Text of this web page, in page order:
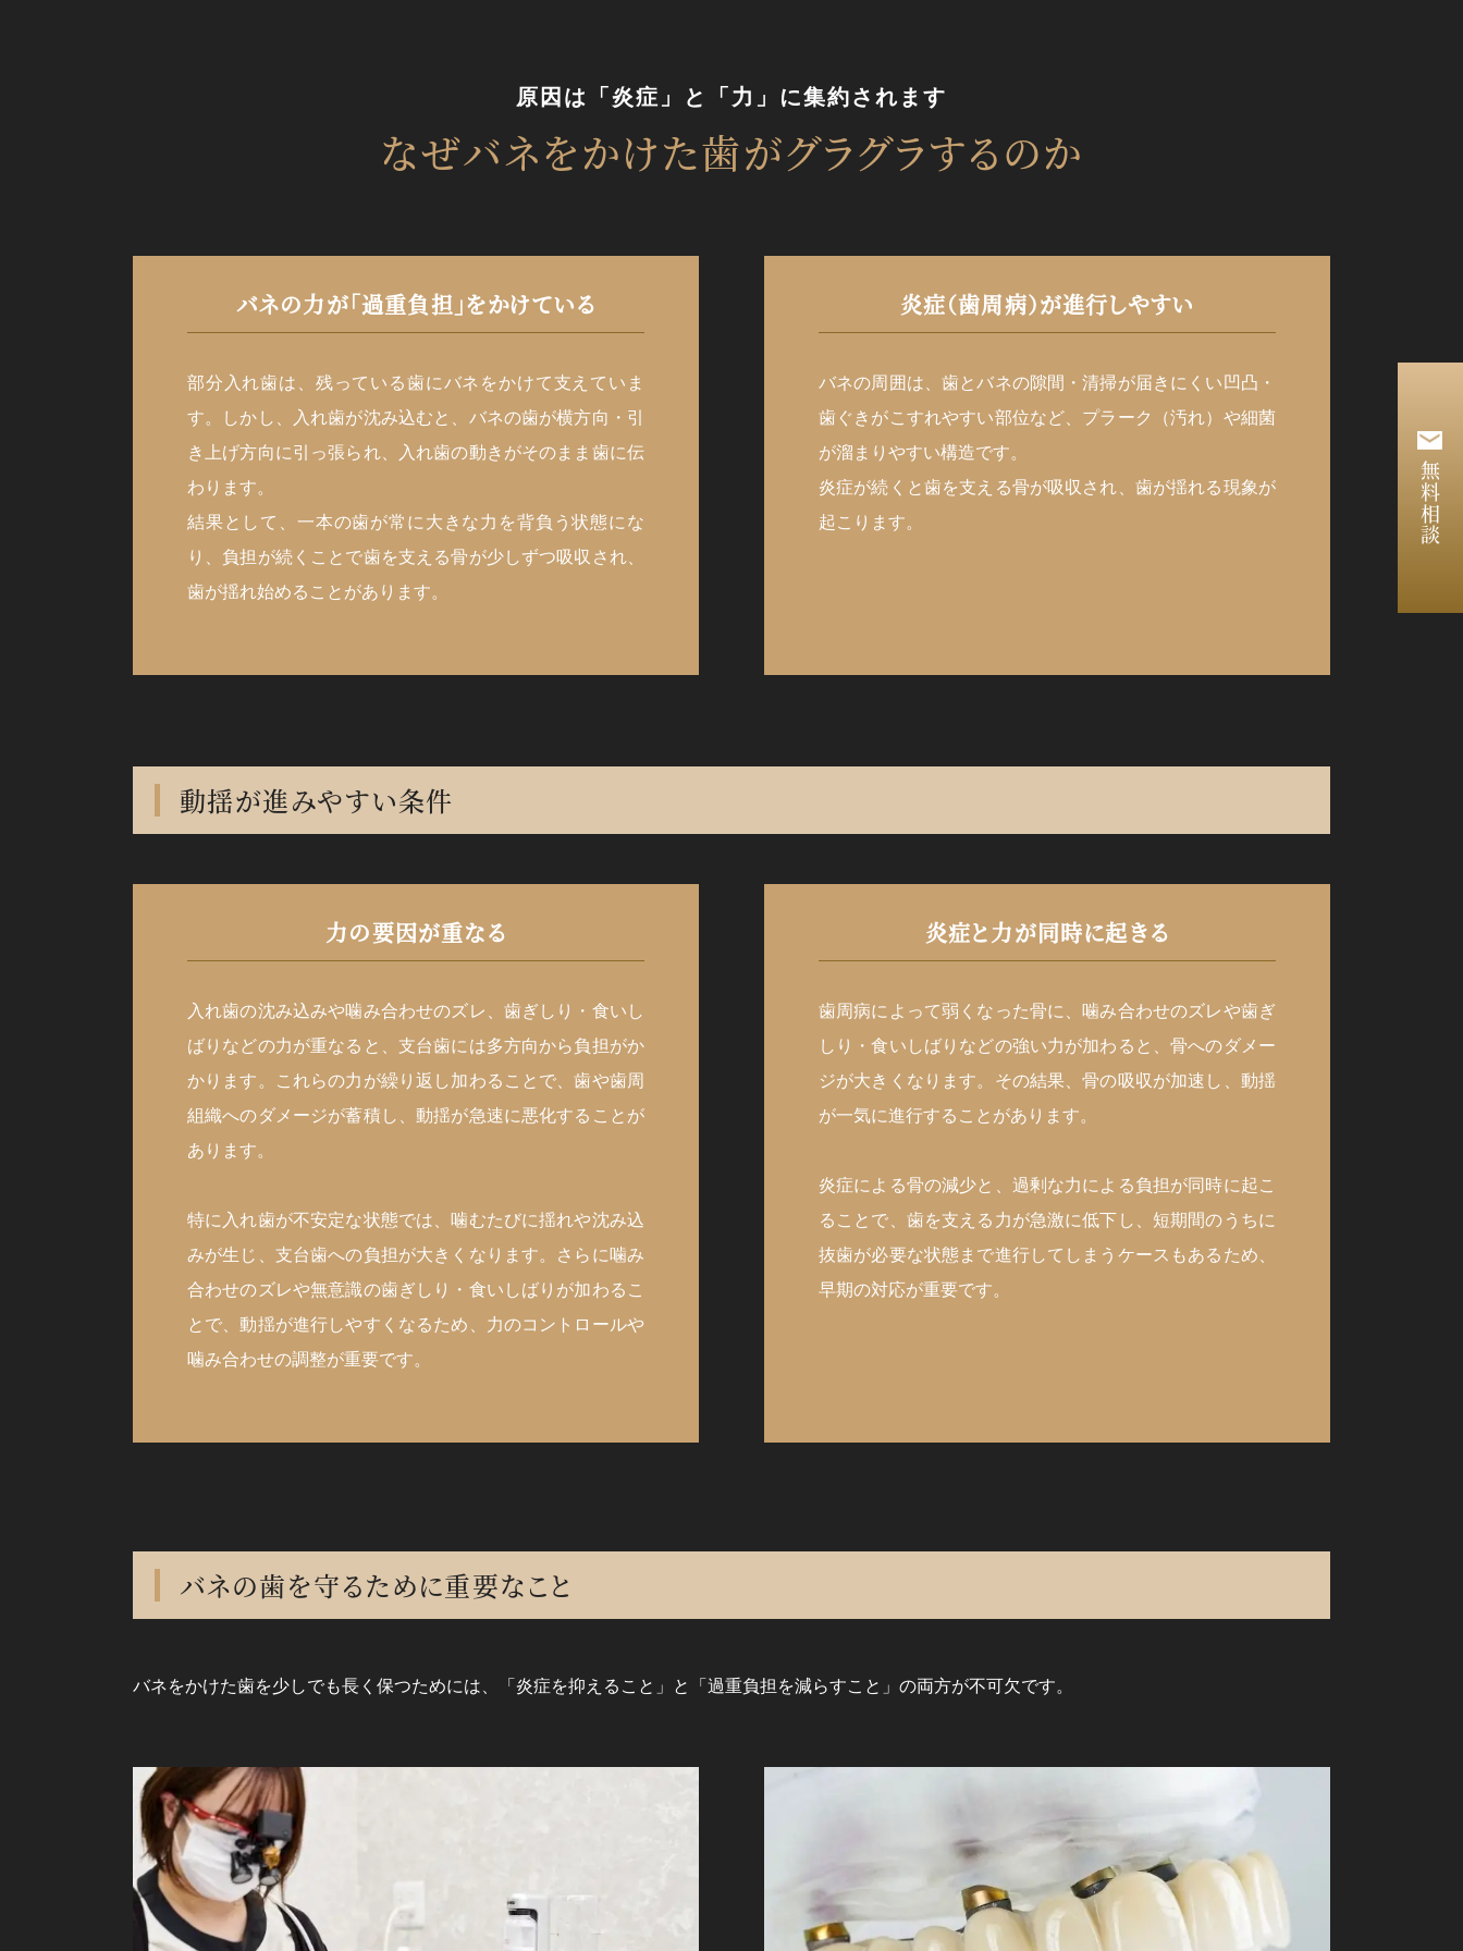
なぜバネをかけた歯がグラグラするのか
原因は「炎症」と「力」に集約されます
バネの力が「過重負担」をかけている
部分入れ歯は、残っている歯にバネをかけて支えていま
す。しかし、入れ歯が沈み込むと、バネの歯が横方向・引
き上げ方向に引っ張られ、入れ歯の動きがそのまま歯に伝
わります。
結果として、一本の歯が常に大きな力を背負う状態にな
り、負担が続くことで歯を支える骨が少しずつ吸収され、
歯が揺れ始めることがあります。
炎症（歯周病）が進行しやすい
バネの周囲は、歯とバネの隙間・清掃が届きにくい凹凸・
歯ぐきがこすれやすい部位など、プラーク（汚れ）や細菌
が溜まりやすい構造です。
炎症が続くと歯を支える骨が吸収され、歯が揺れる現象が
起こります。
動揺が進みやすい条件
力の要因が重なる
入れ歯の沈み込みや噛み合わせのズレ、歯ぎしり・食いし
ばりなどの力が重なると、支台歯には多方向から負担がか
かります。これらの力が繰り返し加わることで、歯や歯周
組織へのダメージが蓄積し、動揺が急速に悪化することが
あります。
特に入れ歯が不安定な状態では、噛むたびに揺れや沈み込
みが生じ、支台歯への負担が大きくなります。さらに噛み
合わせのズレや無意識の歯ぎしり・食いしばりが加わるこ
とで、動揺が進行しやすくなるため、力のコントロールや
噛み合わせの調整が重要です。
炎症と力が同時に起きる
歯周病によって弱くなった骨に、噛み合わせのズレや歯ぎ
しり・食いしばりなどの強い力が加わると、骨へのダメー
ジが大きくなります。その結果、骨の吸収が加速し、動揺
が一気に進行することがあります。
炎症による骨の減少と、過剰な力による負担が同時に起こ
ることで、歯を支える力が急激に低下し、短期間のうちに
抜歯が必要な状態まで進行してしまうケースもあるため、
早期の対応が重要です。
バネの歯を守るために重要なこと
バネをかけた歯を少しでも長く保つためには、「炎症を抑えること」と「過重負担を減らすこと」の両方が不可欠です。
無料相談